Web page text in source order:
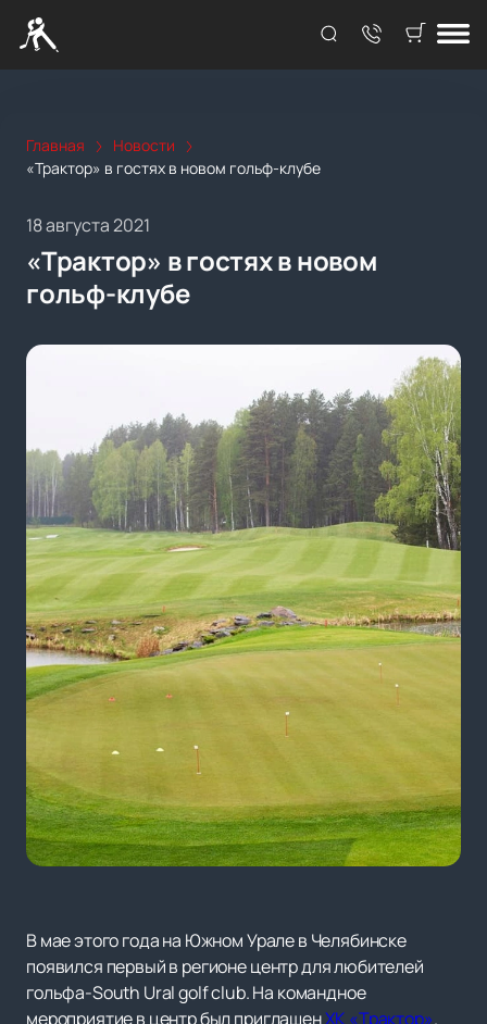
Главная
Новости
«Трактор» в гостях в новом гольф-клубе
18 августа 2021
«Трактор» в гостях в новом
гольф-клубе
В мае этого года на Южном Урале в Челябинске
появился первый в регионе центр для любителей
гольфа-South Ural golf club. На командное
мероприятие в центр был приглашенХК «Трактор».